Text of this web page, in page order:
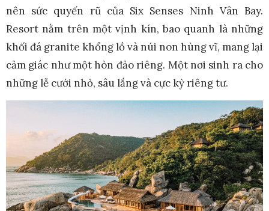
nên sức quyến rũ của Six Senses Ninh Vân Bay.
Resort nằm trên một vịnh kín, bao quanh là những
khối đá granite khổng lồ và núi non hùng vĩ, mang lại
cảm giác như một hòn đảo riêng. Một nơi sinh ra cho
những lễ cưới nhỏ, sâu lắng và cực kỳ riêng tư.